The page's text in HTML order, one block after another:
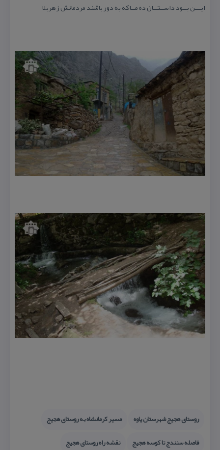
ایـــن بــود داســتــان ده مــا كه به دور باشند مردمانش زهربلا
روستای هجیج شهرستان پاوه
مسیر كرمانشاه به روستای هجیج
فاصله سنندج تا كوسه هجیج
نقشه راه روستای هجیج